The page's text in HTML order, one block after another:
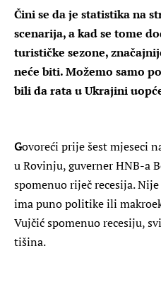
Čini se da je statistika na
scenarija, a kad se tome
turističke sezone,
neće biti. Možemo samo
bili da rata u Ukrajini
Govoreći prije šest mjeseci
u Rovinju, guverner HNB-a
spomenuo riječ recesija.
ima puno politike ili
Vujčić spomenuo recesiju,
tišina.